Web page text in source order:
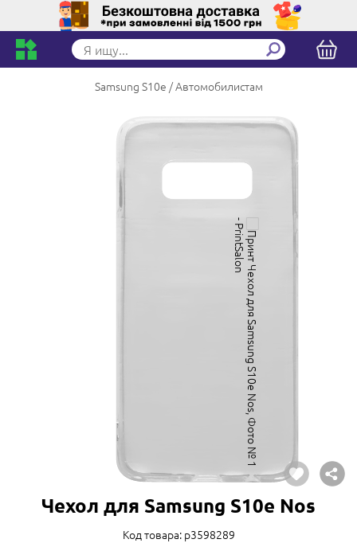
Samsung S10e Автомобилистам
Чехол для Samsung S10e Nos
Код товара: p3598289